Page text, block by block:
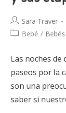
Sara Traver
Bebé / Bebés
Las noches
paseos por la
son una
saber si